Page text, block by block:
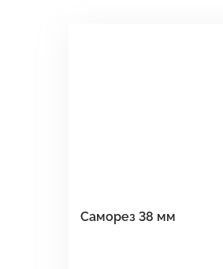
Саморез 38 мм